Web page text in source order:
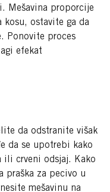
Mešavina proporcije
kosu, ostavite ga da
Ponovite proces
efekat
da odstranite višak
da se upotrebi kako
ili crveni odsjaj. Kako
praška za pecivo u
mešavinu na